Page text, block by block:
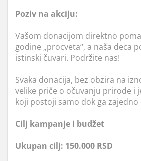
Poziv na akciju:
Vašom donacijom direktno
godine „procveta“, a naša deca
istinski čuvari. Podržite nas!
Svaka donacija, bez obzira na
velike priče o očuvanju prirode i
koji postoji samo dok ga zajedno
Cilj kampanje i budžet
Ukupan cilj: 150.000 RSD